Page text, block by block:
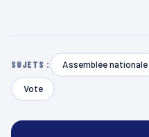
SUJETS : Assemblée nationale
Vote